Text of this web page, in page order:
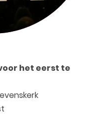
het eerst te